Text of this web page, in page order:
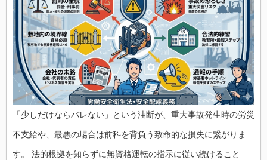
「少しだけならバレない」という油断が、重大事故発生時の労災
不支給や、最悪の場合は前科を背負う致命的な損失に繋がりま
す。 法的根拠を知らずに無資格運転の指示に従い続けること